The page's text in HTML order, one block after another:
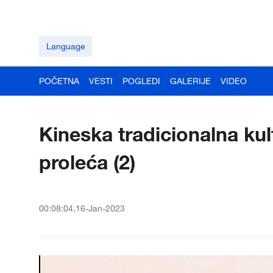
Language
POČETNA VESTI POGLEDI GALERIJE VIDEO
Kineska tradicionalna
proleća (2)
00:08:04,16-Jan-2023